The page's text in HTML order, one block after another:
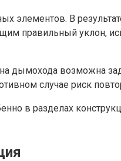
элементов. В
правильный уклон,
дымохода возможна
случае риск
в разделах